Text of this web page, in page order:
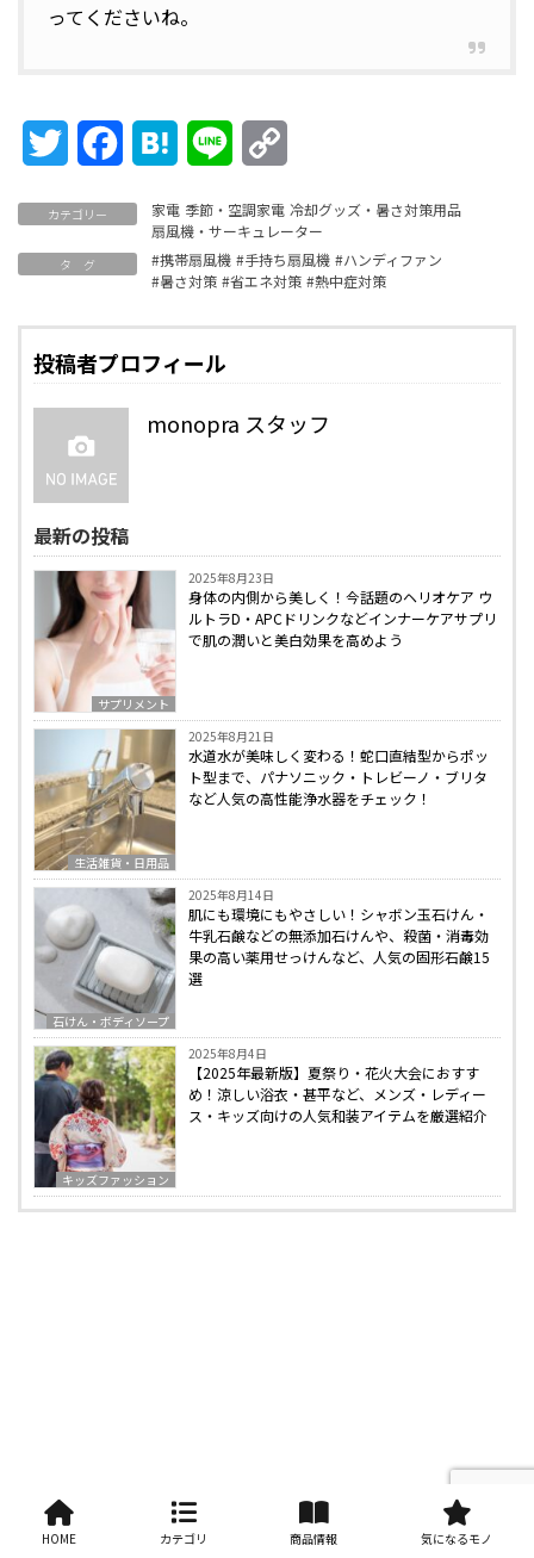
ってくださいね。
Twitter FacebookHatena Line
カテゴリー 家電 季節・空調家電 冷却グッズ・暑さ対策用品
扇風機・サーキュレーター
タ グ #携帯扇風機 #手持ち扇風機 #ハンディファン
#暑さ対策 #省エネ対策 #熱中症対策
投稿者プロフィール
monopra スタッフ
最新の投稿
サプリメント
2025年8月23日
身体の内側から美しく！今話題のヘリオケア ウ
ルトラD・APCドリンクなどインナーケアサプリ
で肌の潤いと美白効果を高めよう
生活雑貨・日用品
2025年8月21日
水道水が美味しく変わる！蛇口直結型からポッ
ト型まで、パナソニック・トレビーノ・ブリタ
など人気の高性能浄水器をチェック！
石けん・ボディソープ
2025年8月14日
肌にも環境にもやさしい！シャボン玉石けん・
牛乳石鹸などの無添加石けんや、殺菌・消毒効
果の高い薬用せっけんなど、人気の固形石鹸15
選
キッズファッション
2025年8月4日
【2025年最新版】夏祭り・花火大会におすす
め！涼しい浴衣・甚平など、メンズ・レディー
ス・キッズ向けの人気和装アイテムを厳選紹介
HOME カテゴリ 商品情報 気になるモノ